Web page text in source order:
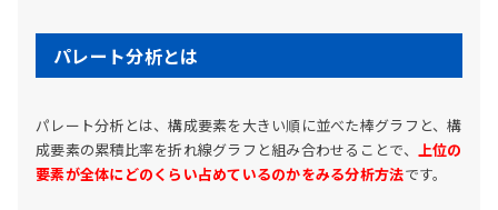
パレート分析とは
パレート分析とは、構成要素を大きい順に並べた棒グラフと、構
成要素の累積比率を折れ線グラフと組み合わせることで、 上位の
要素が全体にどのくらい占めているのかをみる分析方法です。